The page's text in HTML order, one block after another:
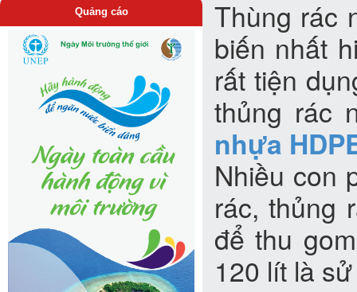
Quảng cáo
Thùng rác
biến nhất
rất tiện
thủng rác
nhựa
Nhiều con
rác, thủng
để thu
120 lít là